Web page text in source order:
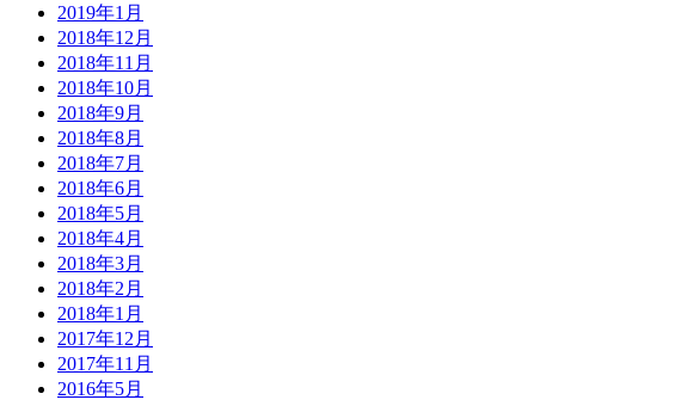
2019年1月
2018年12月
2018年11月
2018年10月
2018年9月
2018年8月
2018年7月
2018年6月
2018年5月
2018年4月
2018年3月
2018年2月
2018年1月
2017年12月
2017年11月
2016年5月